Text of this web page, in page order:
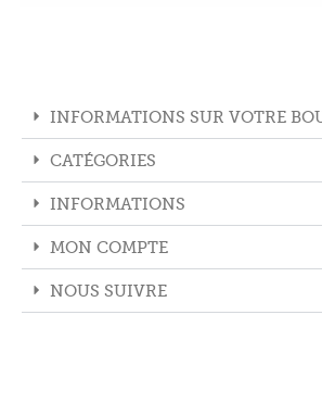
INFORMATIONS SUR VOTRE
CATÉGORIES
INFORMATIONS
MON COMPTE
NOUS SUIVRE